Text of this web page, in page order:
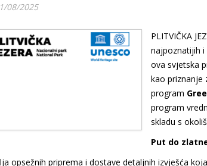
08/2025
PLITVIČKA
najpoznatijih i
ova svjetska
kao priznanje
program
program
skladu s
Put do
opsežnih priprema i dostave detaljnih izvješća